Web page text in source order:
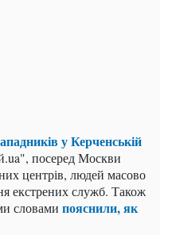
у Керченській
посеред Москви
центрів, людей масово
екстрених служб. Також
словами пояснили, як